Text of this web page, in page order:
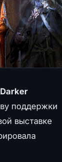
поддержки
выставке